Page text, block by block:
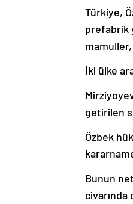
Türkiye,
prefabrik
İki ülke
getirilen
Özbek
Bunun
civarında